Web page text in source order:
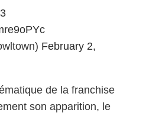
February 2,
de la franchise
son apparition, le